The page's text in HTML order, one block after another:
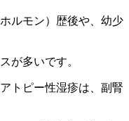
ルモン）歴後や、幼少
が多いです。
トピー性湿疹は、副腎